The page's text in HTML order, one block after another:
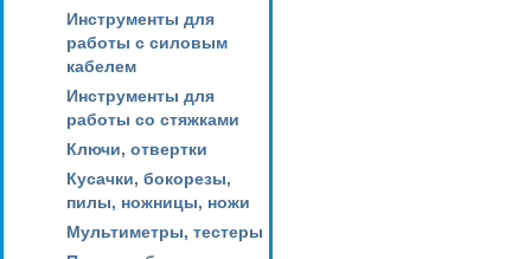
Инструменты для
работы с силовым
кабелем
Инструменты для
работы со стяжками
Ключи, отвертки
Кусачки, бокорезы,
пилы, ножницы, ножи
Мультиметры, тестеры